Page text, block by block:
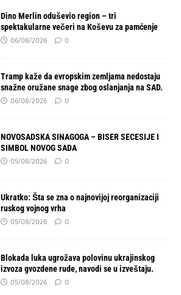
Dino Merlin oduševio region – tri
spektakularne večeri na Koševu za pamćenje
06/08/2026 0
Tramp kaže da evropskim zemljama nedostaju
snažne oružane snage zbog oslanjanja na SAD.
06/08/2026 0
NOVOSADSKA SINAGOGA – BISER SECESIJE I
SIMBOL NOVOG SADA
05/08/2026 0
Ukratko: Šta se zna o najnovijoj reorganizaciji
ruskog vojnog vrha
05/08/2026 0
Blokada luka ugrožava polovinu ukrajinskog
izvoza gvozdene rude, navodi se u izveštaju.
05/08/2026 0